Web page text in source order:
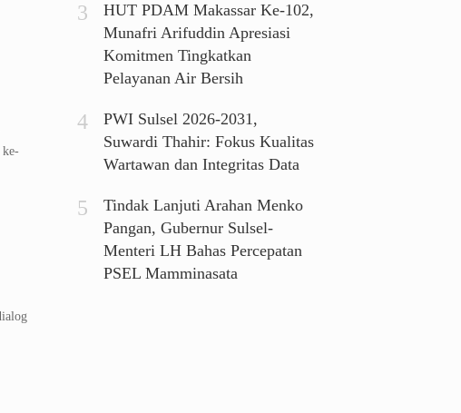
ke-
HUT PDAM Makassar Ke-102,
Munafri Arifuddin Apresiasi
Komitmen Tingkatkan
Pelayanan Air Bersih
PWI Sulsel 2026-2031,
Suwardi Thahir: Fokus Kualitas
Wartawan dan Integritas Data
Tindak Lanjuti Arahan Menko
Pangan, Gubernur Sulsel-
Menteri LH Bahas Percepatan
PSEL Mamminasata